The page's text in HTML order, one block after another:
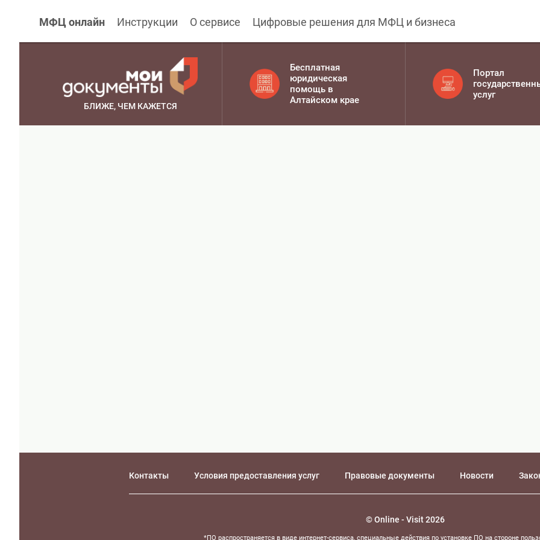
МФЦ онлайн Инструкции О сервисе Цифровые решения для МФЦ и бизнеса
БЛИЖЕ, ЧЕМ КАЖЕТСЯ
Бесплатная
юридическая
помощь в
Алтайском крае
Портал
услуг
Контакты Условия предоставления услуг Правовые документы Новости
© Online - Visit 2026
*ПО распространяется в виде интернет-сервиса, специальные действия по установке ПО на стороне